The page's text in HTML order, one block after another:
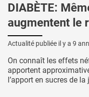
DIABÈTE:
augmentent le
Actualité publiée il y a 9
On connaît les effets
apportent
l’apport en sucres de